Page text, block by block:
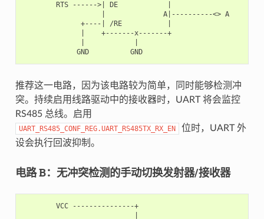
        RTS ------>| DE            |
                   |              A|----------<> A
              +----| /RE           |
              |    +-------x-------+
             GND          GND
推荐这一电路，因为该电路较为简单，同时能够检测冲
突。持续启用线路驱动中的接收器时，UART 将会监控
RS485 总线。启用
UART_RS485_CONF_REG.UART_RS485TX_RX_EN
位时，UART 外
设会执行回波抑制。
电路 B：无冲突检测的手动切换发射器/接收器
        VCC ---------------+